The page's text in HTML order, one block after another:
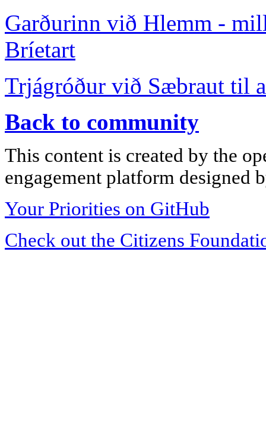
Garðurinn við Hlemm -
Bríetart
Trjágróður við Sæbraut til
Back to community
This content is created by the
engagement platform designed
Your Priorities on GitHub
Check out the Citizens